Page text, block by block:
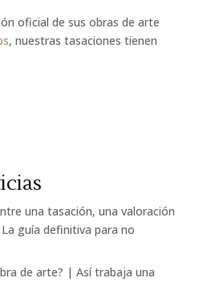
oficial de sus obras de arte
, nuestras tasaciones tienen
una tasación, una valoración
guía definitiva para no
de arte? | Así trabaja una